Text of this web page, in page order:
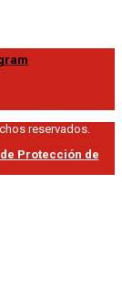
reservados.
Protección de